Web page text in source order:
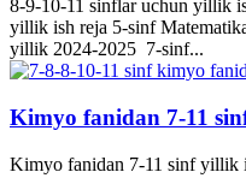
8-9-10-11 sinflar uchun yillik
yillik ish reja 5-sinf
yillik 2024-2025 7-sinf...
Kimyo fanidan 7-11
Kimyo fanidan 7-11 sinf yillik